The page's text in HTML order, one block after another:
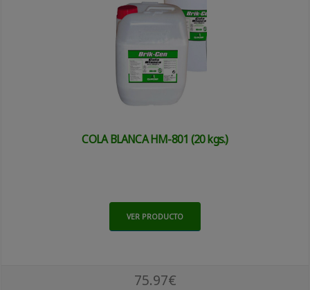
COLA BLANCA HM-801 (20 kgs.)
VER PRODUCTO
75.97€